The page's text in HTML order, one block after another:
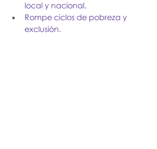
local y nacional.
Rompe ciclos de pobreza y
exclusión.